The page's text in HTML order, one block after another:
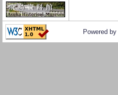
Powered by